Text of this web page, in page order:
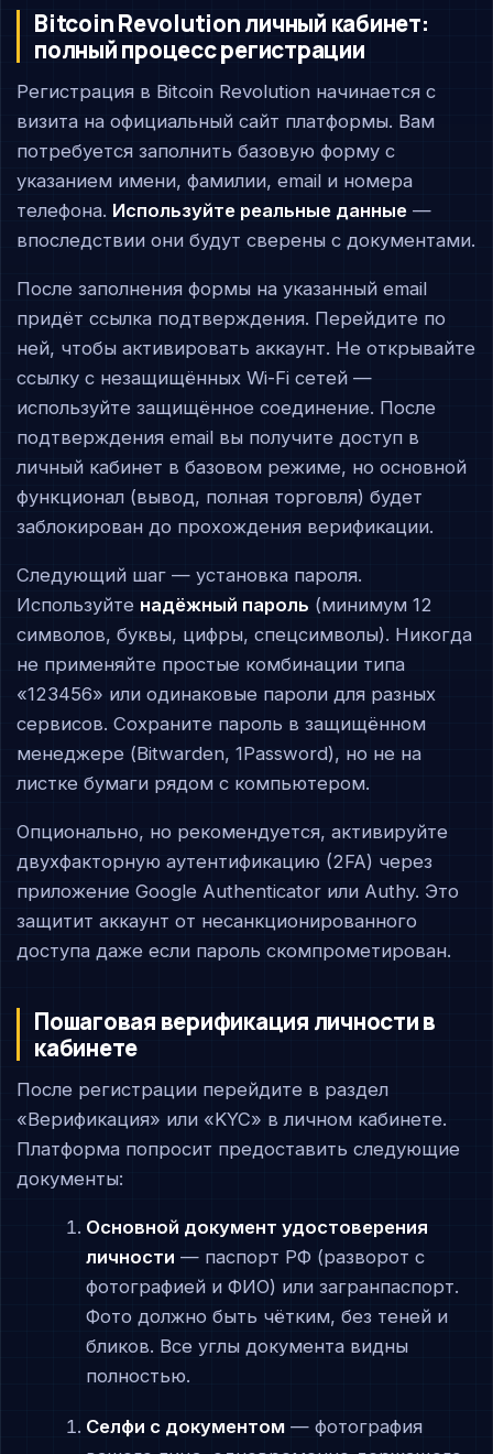
Bitcoin Revolution личный кабинет:
полный процесс регистрации
Регистрация в Bitcoin Revolution начинается с
визита на официальный сайт платформы. Вам
потребуется заполнить базовую форму с
указанием имени, фамилии, email и номера
телефона. Используйте реальные данные —
впоследствии они будут сверены с документами.
После заполнения формы на указанный email
придёт ссылка подтверждения. Перейдите по
ней, чтобы активировать аккаунт. Не открывайте
ссылку с незащищённых Wi-Fi сетей —
используйте защищённое соединение. После
подтверждения email вы получите доступ в
личный кабинет в базовом режиме, но основной
функционал (вывод, полная торговля) будет
заблокирован до прохождения верификации.
Следующий шаг — установка пароля.
Используйте надёжный пароль (минимум 12
символов, буквы, цифры, спецсимволы). Никогда
не применяйте простые комбинации типа
«123456» или одинаковые пароли для разных
сервисов. Сохраните пароль в защищённом
менеджере (Bitwarden, 1Password), но не на
листке бумаги рядом с компьютером.
Опционально, но рекомендуется, активируйте
двухфакторную аутентификацию (2FA) через
приложение Google Authenticator или Authy. Это
защитит аккаунт от несанкционированного
доступа даже если пароль скомпрометирован.
Пошаговая верификация личности в
кабинете
После регистрации перейдите в раздел
«Верификация» или «KYC» в личном кабинете.
Платформа попросит предоставить следующие
документы:
Основной документ удостоверения
личности — паспорт РФ (разворот с
фотографией и ФИО) или загранпаспорт.
Фото должно быть чётким, без теней и
бликов. Все углы документа видны
полностью.
Селфи с документом— фотография